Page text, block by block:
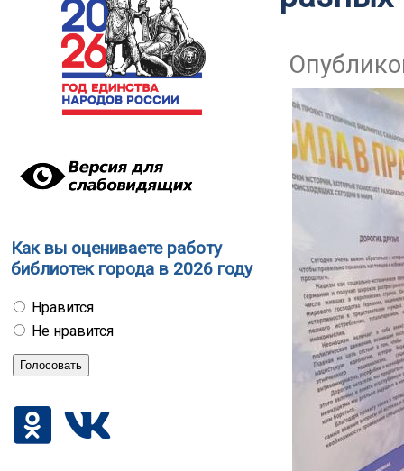
Как вы оцениваете работу
библиотек города в 2026 году
Нравится
Не нравится